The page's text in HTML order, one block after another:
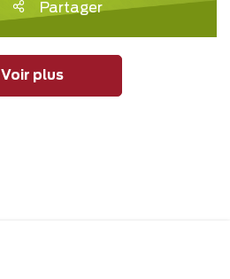
Partager
Voir plus